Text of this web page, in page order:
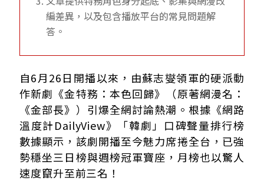
編差異，以及包含播放平台的常見問題解
答。
誰是地表最強特務老爸？蘇志燮等三大怪物大叔隱藏身份
金特務與漫畫哪裡不同？爆紅韓劇對照網漫身世與亡妻遺
反派與內線陣營！朱相昱出道首演惡魔總裁、孫娜恩身份
收視飆破21趴！尹敬浩7/13履行「13小時無言修行」
FAQ｜《金特務：本色回歸》常見問題
自6月26日開播以來，由蘇志燮領軍的硬派動
作新劇《金特務：本色回歸》（原著網漫名：
《金部長》）引爆全網討論熱潮。根據《網路
溫度計DailyView》「韓劇」口碑聲量排行榜
數據顯示，該劇開播至今魅力席捲全台，已強
勢穩坐三日榜與週榜冠軍寶座，月榜也以驚人
速度竄升至前三名！